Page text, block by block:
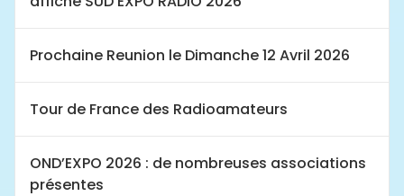
Prochaine Reunion le Dimanche 12 Avril 2026
Tour de France des Radioamateurs
OND’EXPO 2026 : de nombreuses associations
présentes